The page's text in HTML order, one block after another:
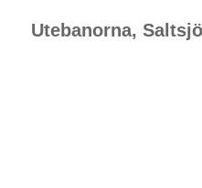
Utebanorna,